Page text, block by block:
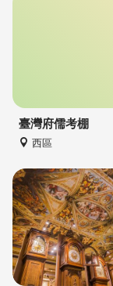
臺灣府儒考棚
西區